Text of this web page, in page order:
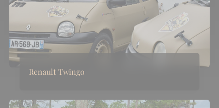
Renault Twingo